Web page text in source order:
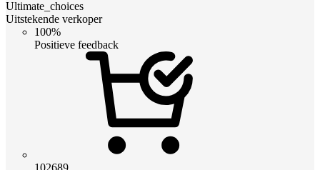
Ultimate_choices
Uitstekende verkoper
100%
Positieve feedback
102689